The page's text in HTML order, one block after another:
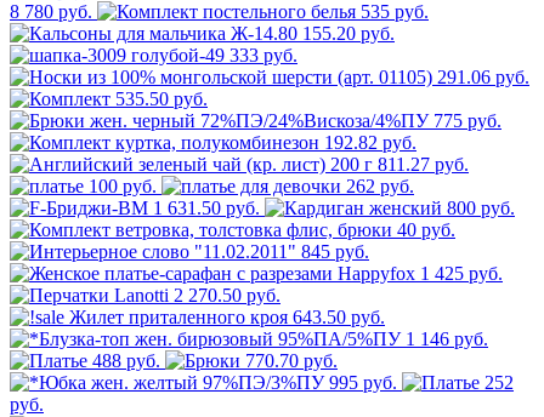
8 780 руб.
535 руб.
155.20 руб.
333 руб.
291.06 руб.
535.50 руб.
775 руб.
192.82 руб.
811.27 руб.
100 руб.
262 руб.
1 631.50 руб.
800 руб.
40 руб.
845 руб.
1 425 руб.
2 270.50 руб.
643.50 руб.
1 146 руб.
488 руб.
770.70 руб.
995 руб.
252
руб.